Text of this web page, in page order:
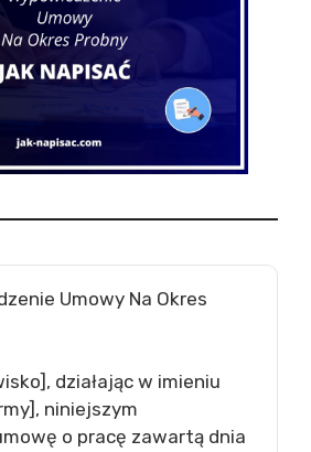
Umowy Na Okres
działając w imieniu
niniejszym
o pracę zawartą dnia